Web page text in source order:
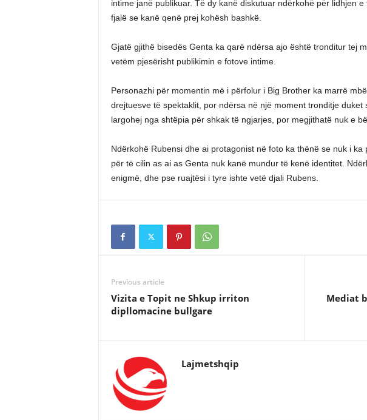
intime janë publikuar. Të dy kanë diskutuar ndërkohë për lidhjen
fjalë se kanë qenë prej kohësh bashkë.
Gjatë gjithë bisedës Genta ka qarë ndërsa ajo është tronditur tej
vetëm pjesërisht publikimin e fotove intime.
Personazhi për momentin më i përfolur i Big Brother ka marrë
drejtuesve të spektaklit, por ndërsa në një moment tronditje duket
largohej nga shtëpia për shkak të ngjarjes, por megjithatë nuk e
Ndërkohë Rubensi dhe ai protagonist në foto ka thënë se nuk i
për të cilin as ai as Genta nuk kanë mundur të kenë identitet.
enigmë, dhe pse ruajtësi i tyre ishte vetë djali Rubens.
Previous article
Vizita e Topit ne Shkup irriton
dipllomacine bullgare
Mediat
Lajmetshqip